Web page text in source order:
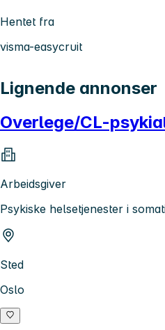
Hentet fra
visma-easycruit
Lignende annonser
Overlege/CL-
Arbeidsgiver
Psykiske helsetjenester i
Sted
Oslo